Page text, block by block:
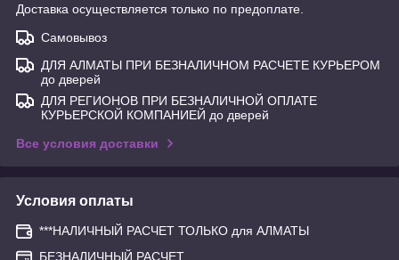
Доставка осуществляется только по предоплате.
Самовывоз
ДЛЯ АЛМАТЫ ПРИ БЕЗНАЛИЧНОМ РАСЧЕТЕ КУРЬЕРОМ
до дверей
ДЛЯ РЕГИОНОВ ПРИ БЕЗНАЛИЧНОЙ ОПЛАТЕ
КУРЬЕРСКОЙ КОМПАНИЕЙ до дверей
Все условия доставки
Условия оплаты
***НАЛИЧНЫЙ РАСЧЕТ ТОЛЬКО для АЛМАТЫ
БЕЗНАЛИЧНЫЙ РАСЧЕТ